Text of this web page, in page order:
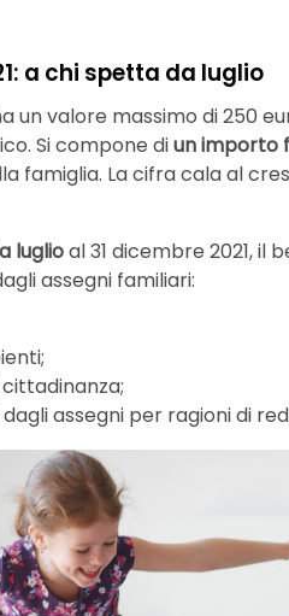
a chi spetta da luglio
un valore massimo di 250
Si compone diun importo
famiglia. La cifra cala al
luglioal 31 dicembre 2021,
assegni familiari:
assegni per ragioni di